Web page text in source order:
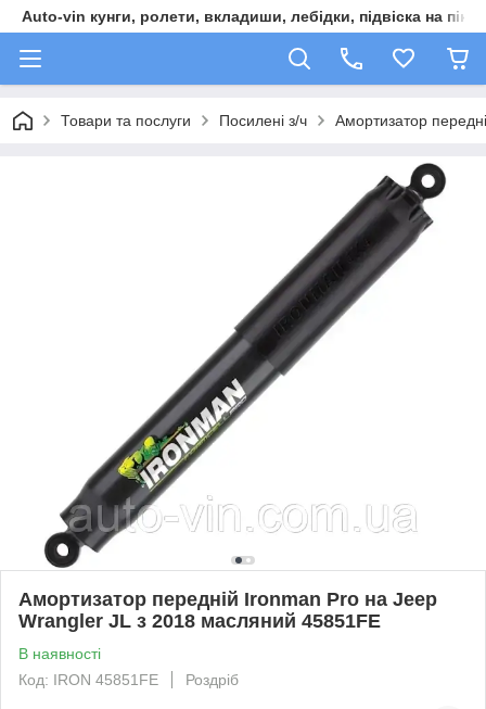
Auto-vin кунги, ролети, вкладиши, лебідки, підвіска на пікап
Товари та послуги Посилені з/ч Амортизатор
Амортизатор передній Ironman Pro на Jeep
Wrangler JL з 2018 масляний 45851FE
В наявності
Код: IRON 45851FE
Роздріб